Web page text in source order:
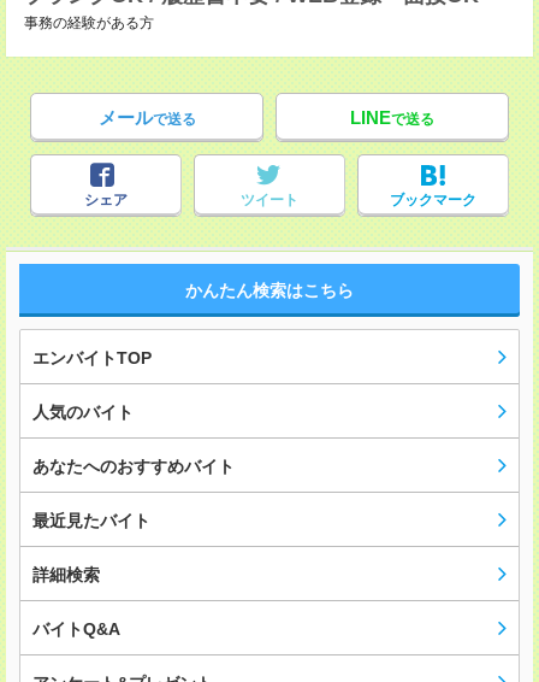
事務の経験がある方
メールで送る LINEで送る
シェア ツイート ブックマーク
かんたん検索はこちら
エンバイトTOP
人気のバイト
あなたへのおすすめバイト
最近見たバイト
詳細検索
バイトQ&A